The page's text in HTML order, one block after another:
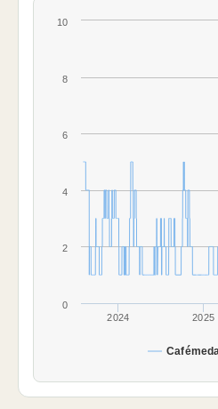
2024 2025
0
2
4
6
8
10